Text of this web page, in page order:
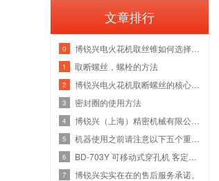
文章排行
0
1 取断螺丝，螺栓的方法
2
3 密封圈的使用方法
4
5
6
7 博锐兴实实在在的售后服务承诺。